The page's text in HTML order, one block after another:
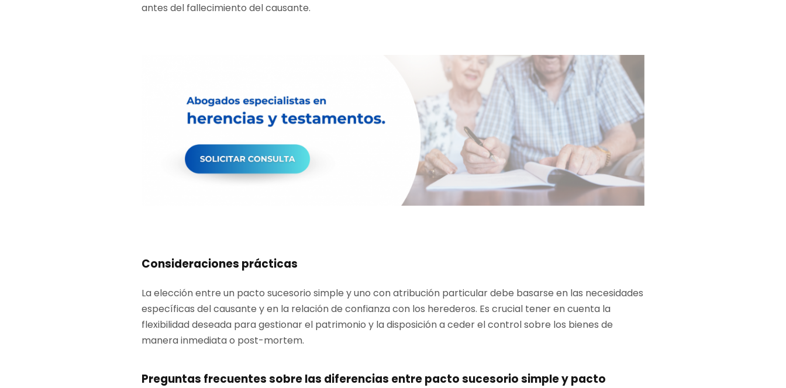
antes del fallecimiento del causante.
Consideraciones prácticas
La elección entre un pacto sucesorio simple y uno con atribución particular debe basarse en las necesidades
específicas del causante y en la relación de confianza con los herederos. Es crucial tener en cuenta la
flexibilidad deseada para gestionar el patrimonio y la disposición a ceder el control sobre los bienes de
manera inmediata o post-mortem.
Preguntas frecuentes sobre las diferencias entre pacto sucesorio simple y pacto